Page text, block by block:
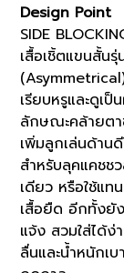
Design Point
SIDE
เสื้อเชิ้ตแขนสั้น
เรียบหรูและดูเ
ลักษณะคล้ายตา
เพิ่มลูกเล่นด้านดี
สำหรับลุคแคชชว
เดียว หรือใช้แท
เสื้อยืด อีกทั้งยั
แจ้ง สวมใส่ได้ง่
ลื่นและน้ำหนักเบ